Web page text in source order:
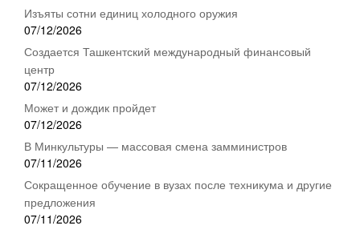
Изъяты сотни единиц холодного оружия
07/12/2026
Создается Ташкентский международный финансовый
центр
07/12/2026
Может и дождик пройдет
07/12/2026
В Минкультуры — массовая смена замминистров
07/11/2026
Сокращенное обучение в вузах после техникума и другие
предложения
07/11/2026